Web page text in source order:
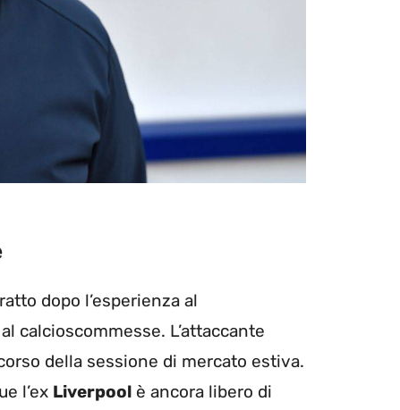
dopo l’esperienza al
calcioscommesse. L’attaccante
della sessione di mercato estiva.
l’ex Liverpool è ancora libero di